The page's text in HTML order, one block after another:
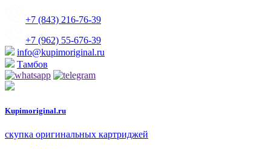
+7 (843) 216-76-39
+7 (962) 55-676-39
info@kupimoriginal.ru
Тамбов
Kupimoriginal.ru
скупка оригинальных картриджей